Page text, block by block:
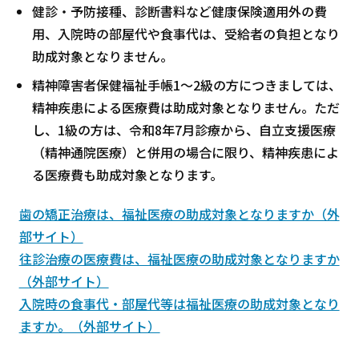
健診・予防接種、診断書料など健康保険適用外の費
用、入院時の部屋代や食事代は、受給者の負担となり
助成対象となりません。
精神障害者保健福祉手帳1～2級の方につきましては、
精神疾患による医療費は助成対象となりません。ただ
し、1級の方は、令和8年7月診療から、自立支援医療
（精神通院医療）と併用の場合に限り、精神疾患によ
る医療費も助成対象となります。
歯の矯正治療は、福祉医療の助成対象となりますか（外
部サイト）
往診治療の医療費は、福祉医療の助成対象となりますか
（外部サイト）
入院時の食事代・部屋代等は福祉医療の助成対象となり
ますか。（外部サイト）